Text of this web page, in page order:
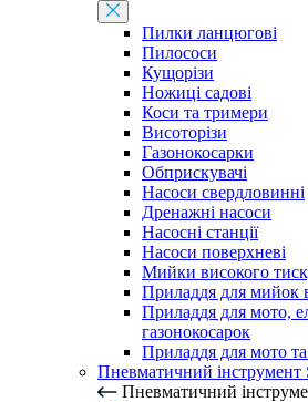
Пилки ланцюгові
Пилососи
Кущорізи
Ножиці садові
Коси та тримери
Висоторізи
Газонокосарки
Обприскувачі
Насоси свердловинні
Дренажні насоси
Насосні станції
Насоси поверхневі
Мийки високого
Приладдя для мийок
Приладдя для мото,
газонокосарок
Приладдя для мото
Пневматичний
Пневматичний